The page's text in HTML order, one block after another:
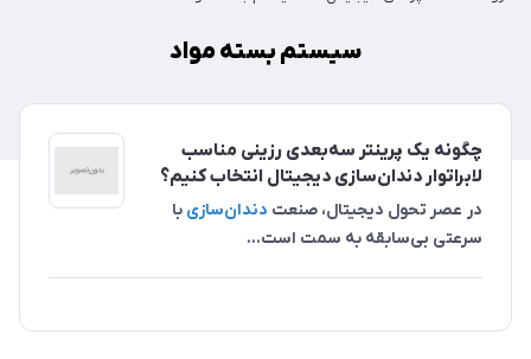
سیستم بسته مواد
چگونه یک پرینتر سه‌بعدی رزینی مناسب
لابراتوار دندان‌سازی دیجیتال انتخاب کنیم؟
در عصر تحول دیجیتال، صنعت دندان‌سازی با
سرعتی بی‌سابقه به سمت است...